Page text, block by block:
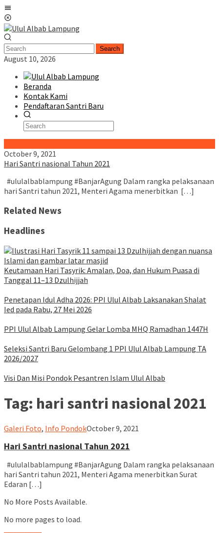
Skip
to
content
Search
August 10, 2026
Beranda
Kontak Kami
Pendaftaran Santri Baru
October 9, 2021
Hari Santri nasional Tahun 2021
#ululalbablampung #BanjarAgung Dalam rangka pelaksanaan
hari Santri tahun 2021, Menteri Agama menerbitkan […]
Related News
Headlines
Keutamaan Hari Tasyrik: Amalan, Doa, dan Hukum Puasa di
Tanggal 11–13 Dzulhijjah
Penetapan Idul Adha 2026: PPI Ulul Albab Laksanakan Shalat
Ied pada Rabu, 27 Mei 2026
PPI Ulul Albab Lampung Gelar Lomba MHQ Ramadhan 1447H
Seleksi Santri Baru Gelombang 1 PPI Ulul Albab Lampung TA
2026/2027
Visi Dan Misi Pondok Pesantren Islam Ulul Albab
Tag: hari santri nasional 2021
Galeri Foto, Info Pondokululalbablampung
October 9, 2021
Hari Santri nasional Tahun 2021
#ululalbablampung #BanjarAgung Dalam rangka pelaksanaan
hari Santri tahun 2021, Menteri Agama menerbitkan Surat
Edaran […]
No More Posts Available.
No more pages to load.